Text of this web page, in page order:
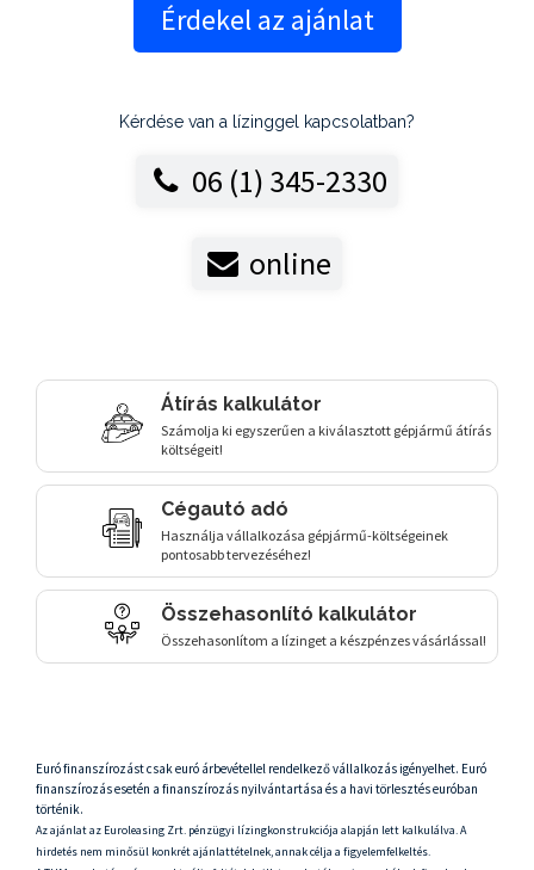
Érdekel az ajánlat
Kérdése van a lízinggel kapcsolatban?
06 (1) 345-2330
online
Átírás kalkulátor
Számolja ki egyszerűen a kiválasztott gépjármű átírás
költségeit!
Cégautó adó
Használja vállalkozása gépjármű-költségeinek
pontosabb tervezéséhez!
Összehasonlító kalkulátor
Összehasonlítom a lízinget a készpénzes vásárlással!
Euró finanszírozást csak euró árbevétellel rendelkező vállalkozás igényelhet. Euró
finanszírozás esetén a finanszírozás nyilvántartása és a havi törlesztés euróban
történik.
Az ajánlat az Euroleasing Zrt. pénzügyi lízingkonstrukciója alapján lett kalkulálva. A
hirdetés nem minősül konkrét ajánlattételnek, annak célja a figyelemfelkeltés.